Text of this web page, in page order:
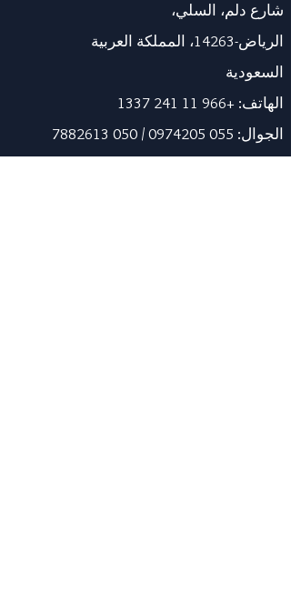
شارع دلم، السلي،
الرياض-14263، المملكة العربية
السعودية
الهاتف: +966 11 241 1337
الجوال: 055 0974205
/
050 7882613